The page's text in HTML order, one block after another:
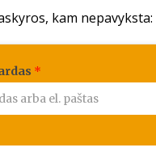
kam nepavyksta:
*